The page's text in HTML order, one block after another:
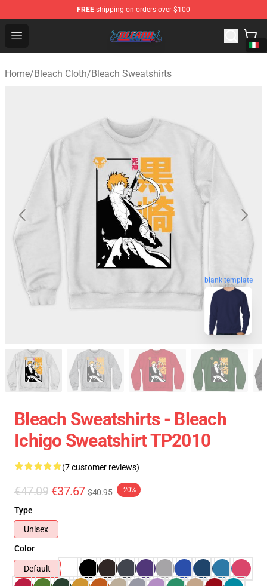
FREE shipping on orders over $100
Open menu
Bleach Store - Official Bleach Merchandise Shop
Home/Bleach Cloth/Bleach Sweatshirts
blank template
Bleach Sweatshirts - Bleach
Ichigo Sweatshirt TP2010
(7 customer reviews)
€47.09 €37.67 $40.95 -20%
Type
Unisex
Color
Default